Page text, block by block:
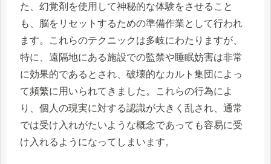
た、幻覚剤を使用して神秘的な体験をさせること
も、脳をリセットするための準備作業として行われ
ます。これらのテクニックは多岐にわたりますが、
特に、遠隔地にある施設での監禁や睡眠妨害は非常
に効果的であるとされ、破壊的なカルト集団によっ
て頻繁に用いられてきました。これらの行為によ
り、個人の現実に対する認識が大きく乱され、通常
では受け入れがたいような概念であっても容易に受
け入れるようになってしまいます。